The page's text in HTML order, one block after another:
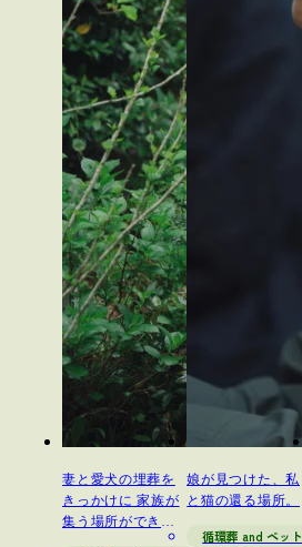
妻と愛犬の埋葬を
きっかけに 家族が
集う場所ができ
娘が見つけた、私
と猫の還る場所。
循環葬 and ペット